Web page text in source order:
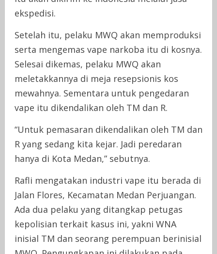
ekspedisi.
Setelah itu, pelaku MWQ akan memproduksi
serta mengemas vape narkoba itu di kosnya.
Selesai dikemas, pelaku MWQ akan
meletakkannya di meja resepsionis kos
mewahnya. Sementara untuk pengedaran
vape itu dikendalikan oleh TM dan R.
“Untuk pemasaran dikendalikan oleh TM dan
R yang sedang kita kejar. Jadi peredaran
hanya di Kota Medan,” sebutnya.
Rafli mengatakan industri vape itu berada di
Jalan Flores, Kecamatan Medan Perjuangan.
Ada dua pelaku yang ditangkap petugas
kepolisian terkait kasus ini, yakni WNA
inisial TM dan seorang perempuan berinisial